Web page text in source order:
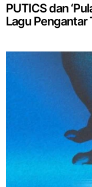
PUTICS dan
Lagu Pengantar